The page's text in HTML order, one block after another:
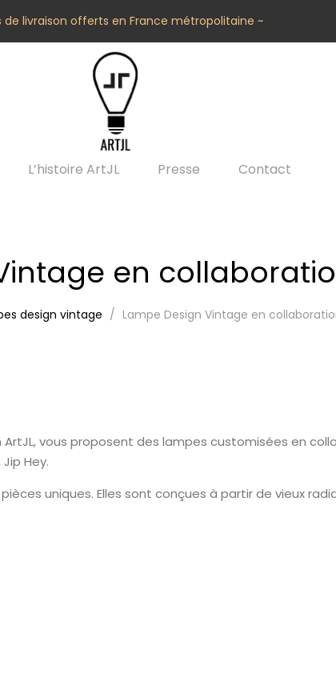
de livraison offerts en France métropolitaine ~
L’histoire ArtJL Presse Contact
en
design vintage Lampe Design Vintage en
vous proposent des lampes customisées en
Hey.
uniques. Elles sont conçues à partir de vieux